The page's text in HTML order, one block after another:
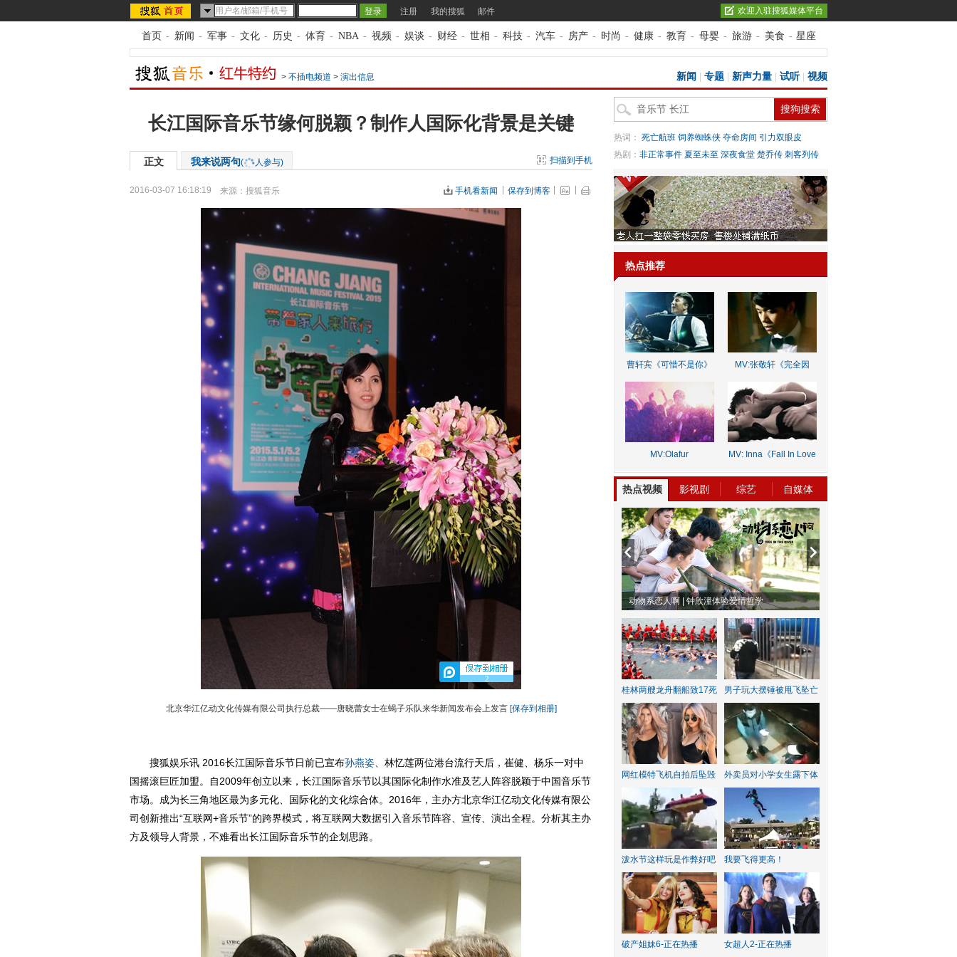
注册 我的搜狐 邮件 欢迎入驻搜狐媒体平台
首页 - 新闻 - 军事 - 文化 - 历史 - 体育 - NBA - 视频 - 娱谈 - 财经 - 世相 - 科技 - 汽车 - 房产 - 时尚 - 健康 - 教育 - 母婴 - 旅游 - 美食 - 星座
> 不插电频道 > 演出信息 新闻 专题 新声力量 试听| 视频
长江国际音乐节缘何脱颖？制作人国际化背景是关键
正文 我来说两句( 人参与) 扫描到手机
2016-03-07 16:18:19 来源： 搜狐音乐 手机看新闻 保存到博客
2
北京华江亿动文化传媒有限公司执行总裁——唐晓蕾女士在蝎子乐队来华新闻发布会上发言 [保存到相册]
搜狐娱乐讯 2016长江国际音乐节日前已宣布孙燕姿 、林忆莲两位港台流行天后，崔健、杨乐一对中
国摇滚巨匠加盟。自2009年创立以来，长江国际音乐节以其国际化制作水准及艺人阵容脱颖于中国音乐节
市场。成为长三角地区最为多元化、国际化的文化综合体。2016年，主办方北京华江亿动文化传媒有限公
司创新推出“互联网+音乐节”的跨界模式，将互联网大数据引入音乐节阵容、宣传、演出全程。分析其主办
方及领导人背景，不难看出长江国际音乐节的企划思路。
热词： 死亡航班 饲养蜘蛛侠 夺命房间 引力双眼皮
热剧： 非正常事件 夏至未至 深夜食堂 楚乔传 刺客列传
热点推荐
曹轩宾《可惜不是你》
MV:张敬轩《完全因
MV:Olafur
MV: Inna《Fall In Love
热点视频 影视剧 综艺 自媒体
动物系恋人啊 | 钟欣潼体验爱情哲学
桂林两艘龙舟翻船致17死 男子玩大摆锤被甩飞坠亡
网红模特飞机自拍后坠毁 外卖员对小学女生露下体
泼水节这样玩是作弊好吧 我要飞得更高！
破产姐妹6-正在热播 女超人2-正在热播